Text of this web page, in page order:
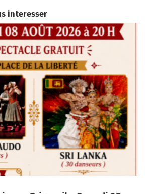
interesser